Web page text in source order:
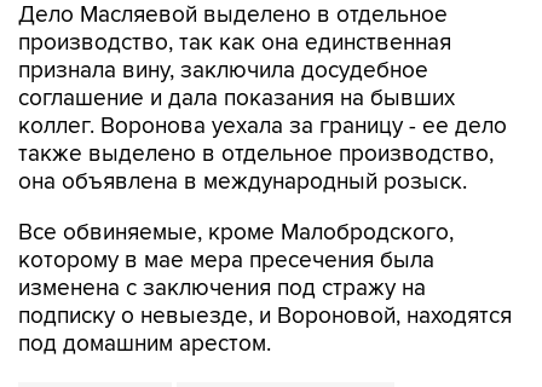
Дело Масляевой выделено в отдельное
производство, так как она единственная
признала вину, заключила досудебное
соглашение и дала показания на бывших
коллег. Воронова уехала за границу - ее дело
также выделено в отдельное производство,
она объявлена в международный розыск.
Все обвиняемые, кроме Малобродского,
которому в мае мера пресечения была
изменена с заключения под стражу на
подписку о невыезде, и Вороновой, находятся
под домашним арестом.